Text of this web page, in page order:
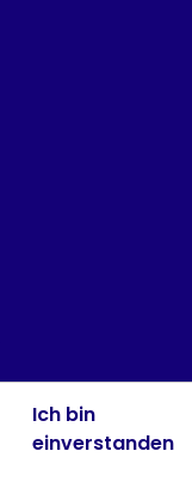
Ich bin
einverstanden